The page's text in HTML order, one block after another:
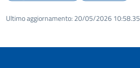
Ultimo aggiornamento: 20/05/2026 10:58.35